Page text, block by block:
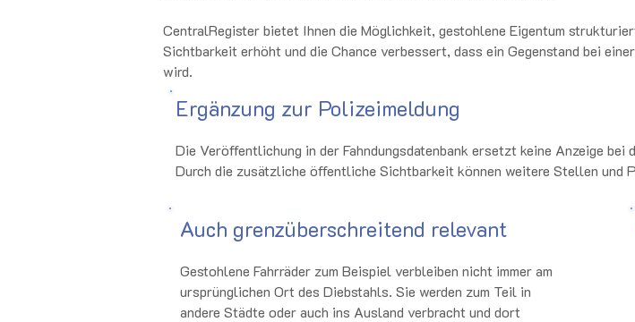
CentralRegister bietet Ihnen die Möglichkeit, gestohlene Eigentum
Sichtbarkeit erhöht und die Chance verbessert, dass ein Gegenstand bei
wird.
Ergänzung zur Polizeimeldung
Die Veröffentlichung in der Fahndungsdatenbank ersetzt keine Anzeige
Durch die zusätzliche öffentliche Sichtbarkeit können weitere Stellen und
Auch grenzüberschreitend relevant
Gestohlene Fahrräder zum Beispiel verbleiben nicht immer am
ursprünglichen Ort des Diebstahls. Sie werden zum Teil in
andere Städte oder auch ins Ausland verbracht und dort